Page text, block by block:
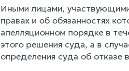
Иными лицами,
правах и об обязанностях
апелляционном порядке в
этого решения суда, а в
определения суда об отказе